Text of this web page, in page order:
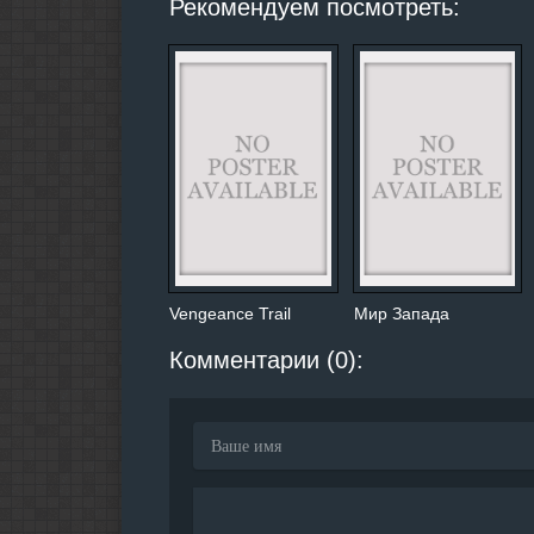
Рекомендуем посмотреть:
Vengeance Trail Мир Запада
Комментарии (0):